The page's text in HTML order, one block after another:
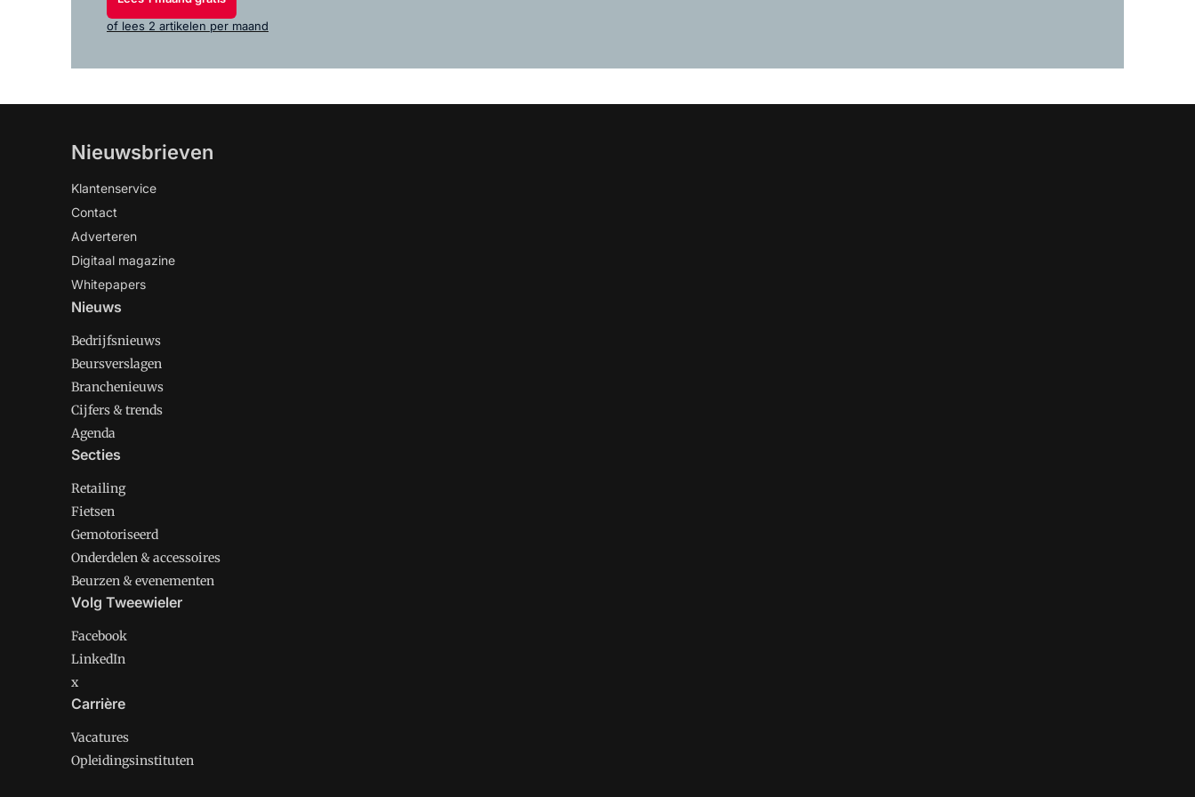
of lees 2 artikelen per maand
Nieuwsbrieven
Klantenservice
Contact
Adverteren
Digitaal magazine
Whitepapers
Nieuws
Bedrijfsnieuws
Beursverslagen
Branchenieuws
Cijfers & trends
Agenda
Secties
Retailing
Fietsen
Gemotoriseerd
Onderdelen & accessoires
Beurzen & evenementen
Volg Tweewieler
Facebook
LinkedIn
x
Carrière
Vacatures
Opleidingsinstituten